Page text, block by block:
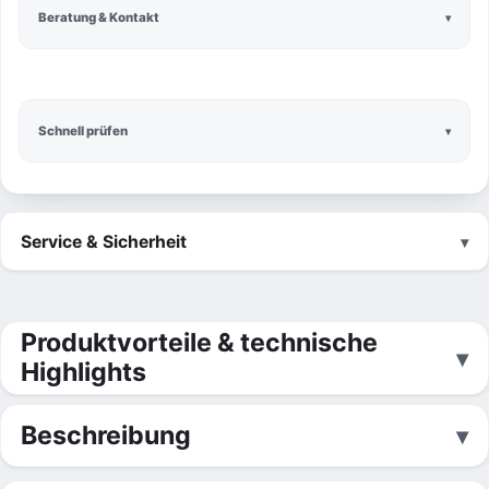
Schnell prüfen
Beratung & Kontakt
Service & Sicherheit
Produktvorteile & technische
Highlights
Beschreibung